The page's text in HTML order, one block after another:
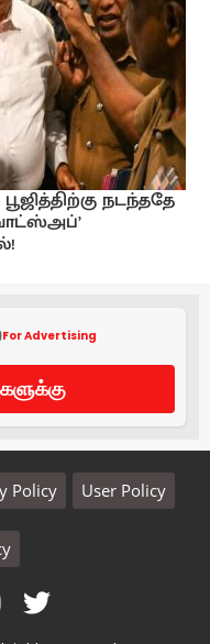
நடந்ததே
For Advertising
Policy User Policy